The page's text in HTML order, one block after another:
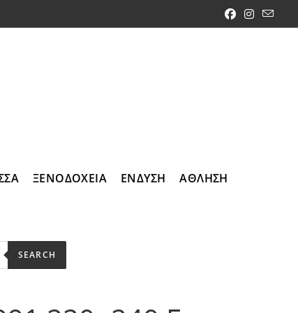
ΞΕΝΟΔΟΧΕΙΑ ΕΝΔΥΣΗ ΑΘΛΗΣΗ
SEARCH